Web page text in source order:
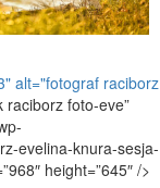
alt="fotograf raciborz
raciborz foto-eve”
evelina-knura-sesja-
height=”645″ />